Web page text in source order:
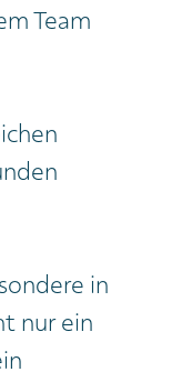
Team
in
nur ein